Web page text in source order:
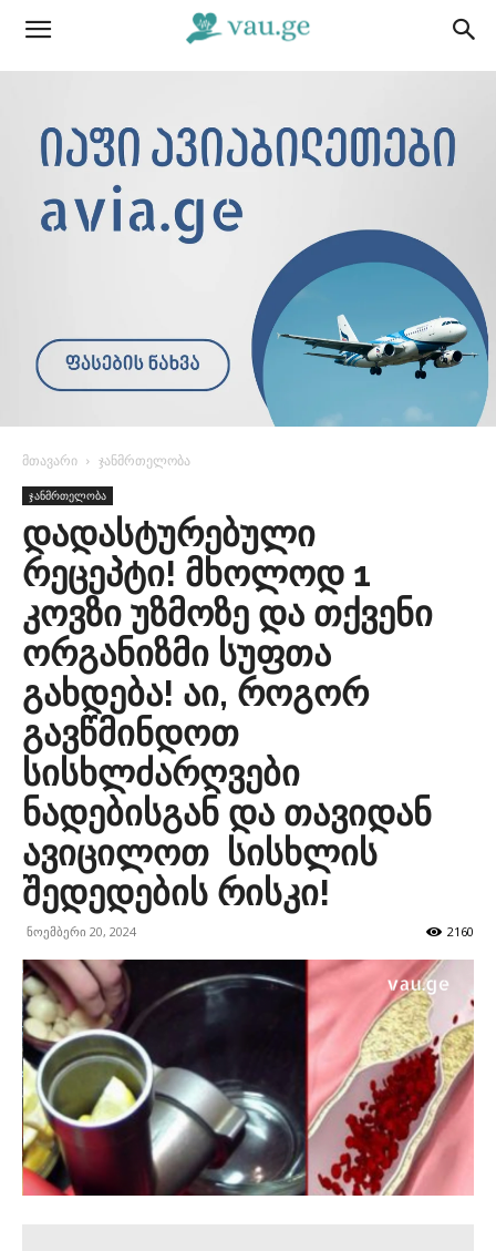
მთავარი ჯანმრთელობა
ჯანმრთელობა
დადასტურებული
რეცეპტი! მხოლოდ 1
კოვზი უზმოზე და თქვენი
ორგანიზმი სუფთა
გახდება! აი, როგორ
გავწმინდოთ
სისხლძარღვები
ნადებისგან და თავიდან
ავიცილოთ სისხლის
შედედების რისკი!
ნოემბერი 20, 2024 2160